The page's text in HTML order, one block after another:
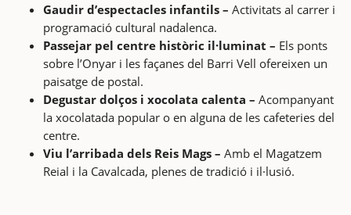
Gaudir d’espectacles infantils – Activitats al carrer i
programació cultural nadalenca.
Passejar pel centre històric il·luminat – Els ponts
sobre l’Onyar i les façanes del Barri Vell ofereixen un
paisatge de postal.
Degustar dolços i xocolata calenta – Acompanyant
la xocolatada popular o en alguna de les cafeteries del
centre.
Viu l’arribada dels Reis Mags – Amb el Magatzem
Reial i la Cavalcada, plenes de tradició i il·lusió.